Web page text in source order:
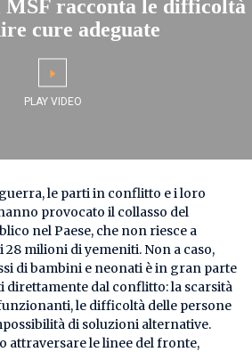
racconta le difficoltà
cure adeguate
le parti in conflitto e i loro
provocato il collasso del
nel Paese, che non riesce a
milioni di yemeniti. Non a caso,
di bambini e neonati è in gran parte
direttamente dal conflitto: la scarsità
le difficoltà delle persone
di soluzioni alternative.
attraversare le linee del fronte,